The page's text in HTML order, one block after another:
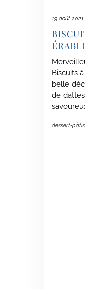
19 août 2021
Biscuits
belle
de
dessert-